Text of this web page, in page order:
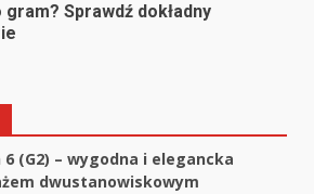
Sprawdź dokładny
(G2) – wygodna i elegancka
dwustanowiskowym